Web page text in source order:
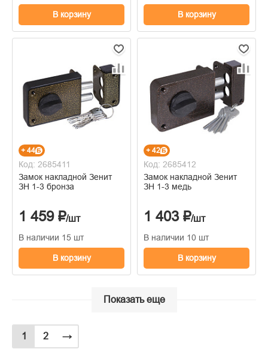
В корзину В корзину
+ 44
Код: 2685411
Замок накладной Зенит
ЗН 1-3 бронза
1 459 ₽/шт
В наличии 15 шт
В корзину
+ 42
Код: 2685412
Замок накладной Зенит
ЗН 1-3 медь
1 403 ₽/шт
В наличии 10 шт
В корзину
Показать еще
1 2 →